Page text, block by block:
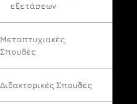
εξετάσεων
Μεταπτυχιακές
Σπουδές
Διδακτορικές Σπουδές